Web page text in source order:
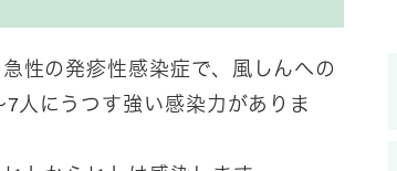
性の発疹性感染症で、風しんへの
人にうつす強い感染力がありま